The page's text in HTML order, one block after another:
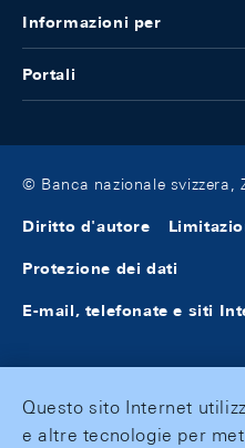
Informazioni per
Portali
© Banca nazionale svizzera,
Diritto d'autore
Protezione dei dati
E-mail, telefonate e siti
Questo sito Internet
e altre tecnologie per